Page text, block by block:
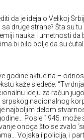
da je ideja o Velikoj
druge strane? Šta su tu
nauka i umetnosti da
bi bilo bolje da su
godine aktuelna –
kaže sledeće:
ideju za račun
nacionalnog
najboljim delom
Posle 1945. može
onoga što se zvalo
Vojska i policija, i